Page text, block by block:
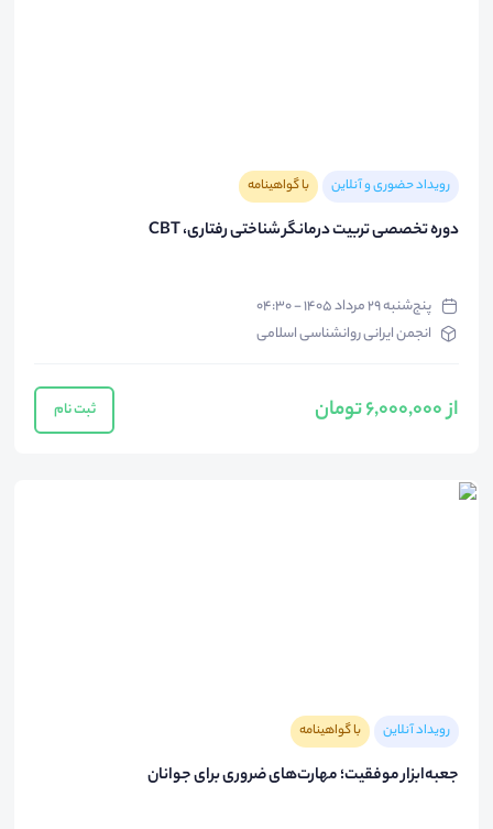
رویداد حضوری و آنلاین با گواهینامه
دوره تخصصی تربیت درمانگر شناختی رفتاری، CBT
پنج‌شنبه ۲۹ مرداد ۱۴۰۵ - ۰۴:۳۰
انجمن ایرانی روانشناسی اسلامی
از 6,000,000 تومان ثبت نام
رویداد آنلاین با گواهینامه
جعبه‌ابزار موفقیت؛ مهارت‌های ضروری برای جوانان